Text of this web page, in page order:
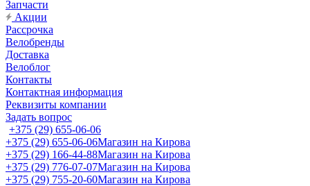
Запчасти
Акции
Рассрочка
Велобренды
Доставка
Велоблог
Контакты
Контактная информация
Реквизиты компании
Задать вопрос
+375 (29) 655-06-06
+375 (29) 655-06-06Магазин на Кирова
+375 (29) 166-44-88Магазин на Кирова
+375 (29) 776-07-07Магазин на Кирова
+375 (29) 755-20-60Магазин на Кирова